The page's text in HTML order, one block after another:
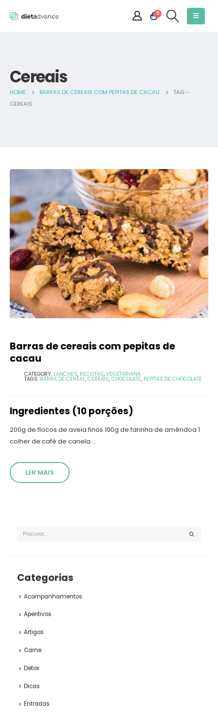
0
Cereais
HOME BARRAS DE CEREAIS COM PEPITAS DE CACAU
TAG -
CEREAIS
Barras de cereais com pepitas de
cacau
CATEGORY: LANCHES, RECEITAS, VEGETARIANA
TAGS: BARRA DE CEREAL, CEREAIS, CHOCOLATE, PEPITAS DE CHOCOLATE
Ingredientes (10 porções)
200g de flocos de aveia finos 100g de farinha de amêndoa 1
colher de café de canela ...
LER MAIS
Categorias
Acompanhamentos
Aperitivos
Artigos
Carne
Detox
Dicas
Entradas